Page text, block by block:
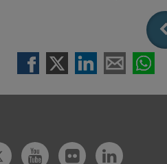
TwitterYoutubeFlickr